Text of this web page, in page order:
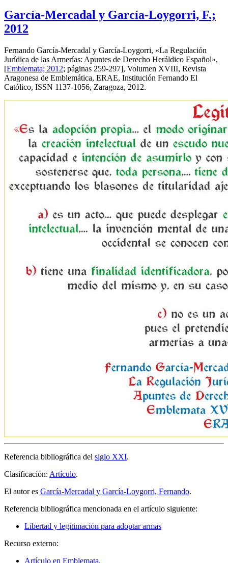
García-Mercadal y García-Loygorri, F.;
2012
Fernando García-Mercadal y García-Loygorri, «La Regulación
Jurídica de las Armerías: Apuntes de Derecho Heráldico Español»,
[Emblemata; 2012; páginas 259-297], Volumen XVIII, Revista
Aragonesa de Emblemática, ERAE, Institución Fernando El
Católico, ISSN 1137-1056, Zaragoza, 2012.
Referencia bibliográfica del siglo XXI.
Clasificación: Artículo.
El autor es García-Mercadal y García-Loygorri, Fernando.
Referencia bibliográfica mencionada en el artículo siguiente:
Libertad y legitimación para adoptar armas
Recurso externo:
Artículo en Emblemata.